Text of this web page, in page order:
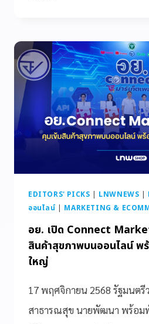
EDITORS' PICKS | LNWNEWS |
ออนไลน์ | MARKETING &
อย. เปิด Connect
สินค้าสุขภาพบนออนไลน์ พ
ใหญ่
17 พฤศจิกายน 2568 รัฐมนตรี
สาธารณสุข นายพัฒนา พร้อม